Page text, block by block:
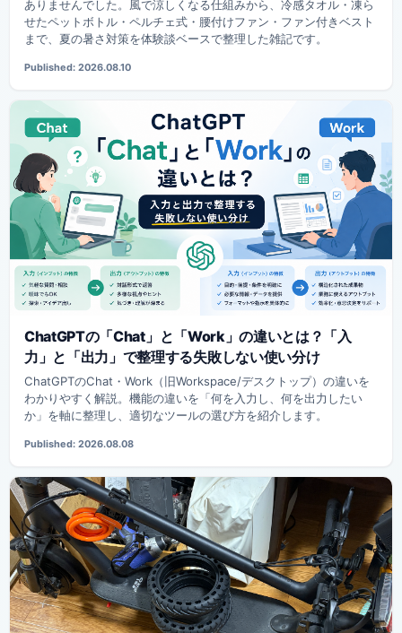
ありませんでした。風で涼しくなる仕組みから、冷感タオル・凍ら
せたペットボトル・ペルチェ式・腰付けファン・ファン付きベスト
まで、夏の暑さ対策を体験談ベースで整理した雑記です。
Published: 2026.08.10
ChatGPTの「Chat」と「Work」の違いとは？「入
力」と「出力」で整理する失敗しない使い分け
ChatGPTのChat・Work（旧Workspace/デスクトップ）の違いを
わかりやすく解説。機能の違いを「何を入力し、何を出力したい
か」を軸に整理し、適切なツールの選び方を紹介します。
Published: 2026.08.08